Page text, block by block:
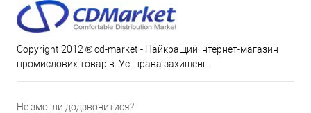
Copyright 2012 ® cd-market - Найкращий інтернет-магазин
промислових товарів. Усі права захищені.
Не змогли додзвонитися?